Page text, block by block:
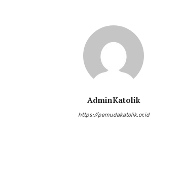
AdminKatolik
https://pemudakatolik.or.id